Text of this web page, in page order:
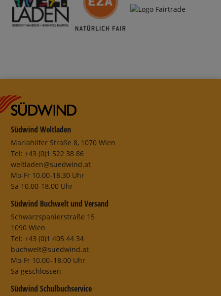
Südwind Weltladen
Mariahilfer Straße 8, 1070 Wien
Tel: +43 (0)1 522 38 86
weltladen@suedwind.at
Mo-Fr 10.00-18.30 Uhr
Sa 10.00-18.00 Uhr
Südwind Buchwelt und Versand
Schwarzspanierstraße 15
1090 Wien
Tel: +43 (0)1 405 44 34
buchwelt@suedwind.at
Mo-Fr 10.00–18.00 Uhr
Sa geschlossen
Südwind Schulbuchservice